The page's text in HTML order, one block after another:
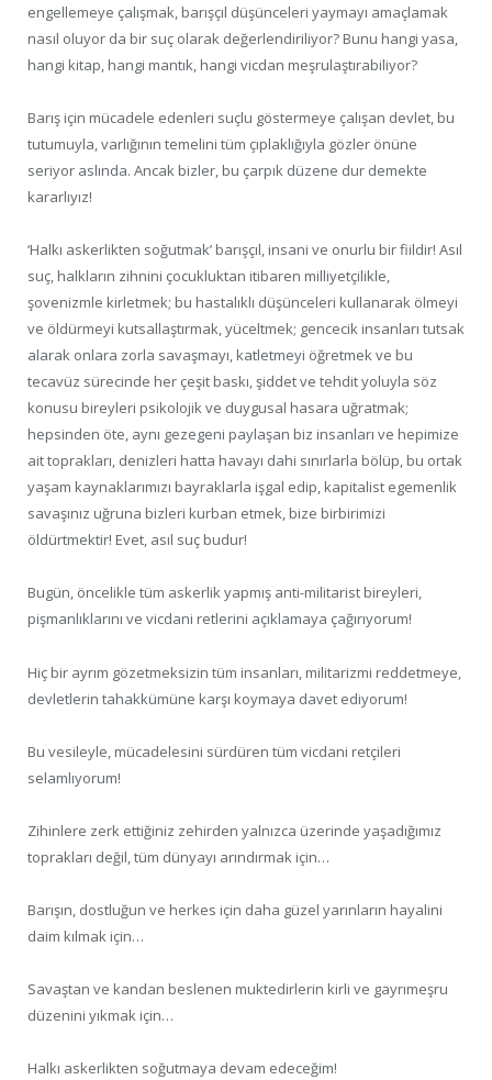
engellemeye çalışmak, barışçıl düşünceleri yaymayı amaçlamak
nasıl oluyor da bir suç olarak değerlendiriliyor? Bunu hangi yasa,
hangi kitap, hangi mantık, hangi vicdan meşrulaştırabiliyor?
Barış için mücadele edenleri suçlu göstermeye çalışan devlet, bu
tutumuyla, varlığının temelini tüm çıplaklığıyla gözler önüne
seriyor aslında. Ancak bizler, bu çarpık düzene dur demekte
kararlıyız!
‘Halkı askerlikten soğutmak’ barışçıl, insani ve onurlu bir fiildir! Asıl
suç, halkların zihnini çocukluktan itibaren milliyetçilikle,
şovenizmle kirletmek; bu hastalıklı düşünceleri kullanarak ölmeyi
ve öldürmeyi kutsallaştırmak, yüceltmek; gencecik insanları tutsak
alarak onlara zorla savaşmayı, katletmeyi öğretmek ve bu
tecavüz sürecinde her çeşit baskı, şiddet ve tehdit yoluyla söz
konusu bireyleri psikolojik ve duygusal hasara uğratmak;
hepsinden öte, aynı gezegeni paylaşan biz insanları ve hepimize
ait toprakları, denizleri hatta havayı dahi sınırlarla bölüp, bu ortak
yaşam kaynaklarımızı bayraklarla işgal edip, kapitalist egemenlik
savaşınız uğruna bizleri kurban etmek, bize birbirimizi
öldürtmektir! Evet, asıl suç budur!
Bugün, öncelikle tüm askerlik yapmış anti-militarist bireyleri,
pişmanlıklarını ve vicdani retlerini açıklamaya çağırıyorum!
Hiç bir ayrım gözetmeksizin tüm insanları, militarizmi reddetmeye,
devletlerin tahakkümüne karşı koymaya davet ediyorum!
Bu vesileyle, mücadelesini sürdüren tüm vicdani retçileri
selamlıyorum!
Zihinlere zerk ettiğiniz zehirden yalnızca üzerinde yaşadığımız
toprakları değil, tüm dünyayı arındırmak için…
Barışın, dostluğun ve herkes için daha güzel yarınların hayalini
daim kılmak için…
Savaştan ve kandan beslenen muktedirlerin kirli ve gayrımeşru
düzenini yıkmak için…
Halkı askerlikten soğutmaya devam edeceğim!